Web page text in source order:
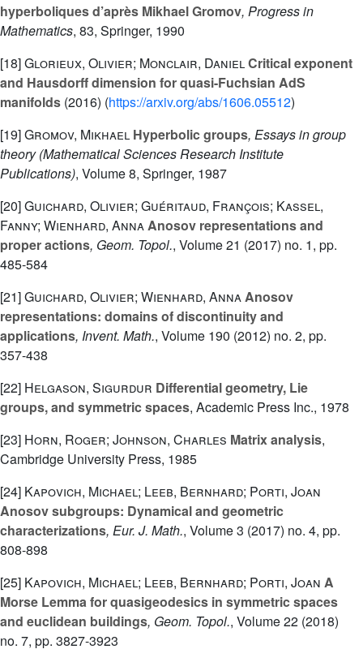
hyperboliques d’après Mikhael Gromov, Progress in
Mathematics, 83, Springer, 1990
[18]Glorieux, Olivier; Monclair, DanielCritical exponent
and Hausdorff dimension for quasi-Fuchsian AdS
manifolds (2016) (https://arxiv.org/abs/1606.05512)
[19]Gromov, Mikhael Hyperbolic groups, Essays in group
theory(Mathematical Sciences Research Institute
Publications), Volume 8, Springer, 1987
[20]Guichard, Olivier; Guéritaud, François; Kassel,
Fanny; Wienhard, AnnaAnosov representations and
proper actions, Geom. Topol., Volume 21 (2017) no. 1, pp.
485-584
[21]Guichard, Olivier; Wienhard, AnnaAnosov
representations: domains of discontinuity and
applications, Invent. Math., Volume 190 (2012) no. 2, pp.
357-438
[22] Helgason, Sigurdur Differential geometry, Lie
groups, and symmetric spaces, Academic Press Inc., 1978
[23] Horn, Roger; Johnson, Charles Matrix analysis,
Cambridge University Press, 1985
[24] Kapovich, Michael; Leeb, Bernhard; Porti, Joan
Anosov subgroups: Dynamical and geometric
characterizations, Eur. J. Math., Volume 3 (2017) no. 4, pp.
808-898
[25] Kapovich, Michael; Leeb, Bernhard; Porti, Joan A
Morse Lemma for quasigeodesics in symmetric spaces
and euclidean buildings, Geom. Topol., Volume 22 (2018)
no. 7, pp. 3827-3923